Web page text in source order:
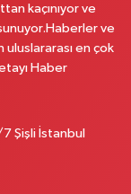
- ESENTEPE
SOKAĞINDA
MEVLANA FIRININ
kaçınıyor ve
ve
en çok
Haber
Şişli İstanbul